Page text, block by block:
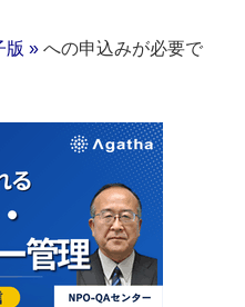
版 » への申込みが必要で